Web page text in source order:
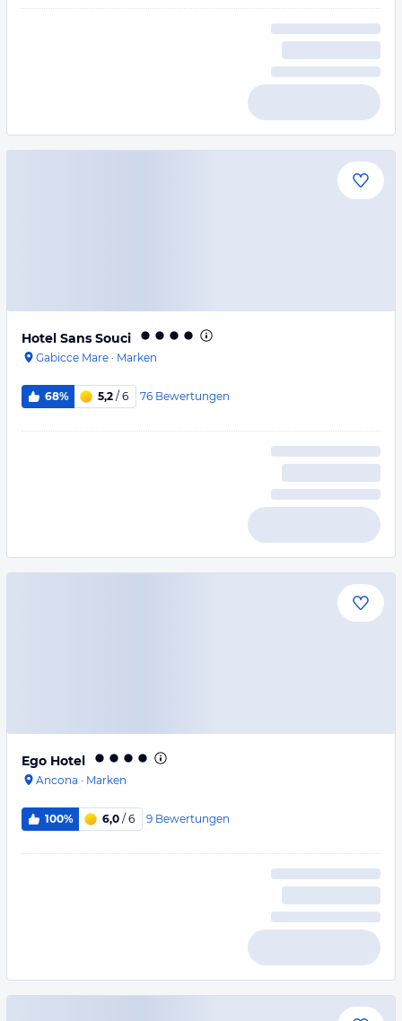
Hotel Sans Souci
Gabicce Mare · Marken
68% 5,2 / 6 76 Bewertungen
Ego Hotel
Ancona · Marken
100% 6,0 / 6 9 Bewertungen